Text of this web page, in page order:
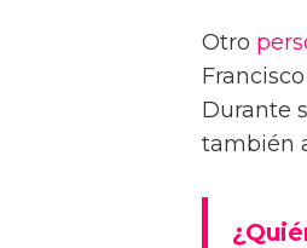
Otro
Durante
también